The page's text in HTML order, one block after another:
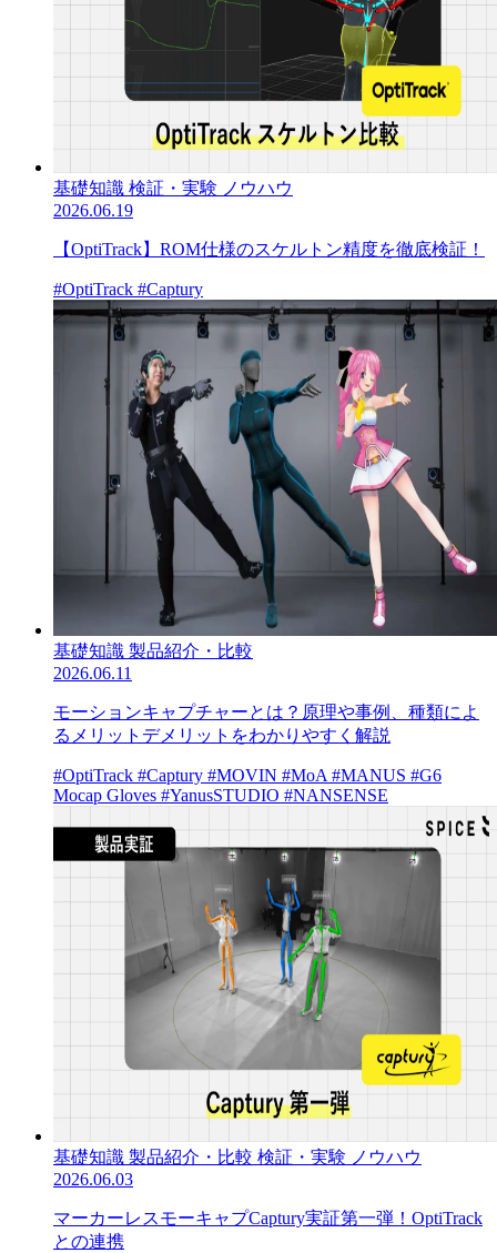
基礎知識 検証・実験 ノウハウ
2026.06.19
【OptiTrack】ROM仕様のスケルトン精度を徹底検証！
#OptiTrack #Captury
基礎知識 製品紹介・比較
2026.06.11
モーションキャプチャーとは？原理や事例、種類によ
るメリットデメリットをわかりやすく解説
#OptiTrack #Captury #MOVIN #MoA #MANUS #G6
Mocap Gloves #YanusSTUDIO #NANSENSE
基礎知識 製品紹介・比較 検証・実験 ノウハウ
2026.06.03
マーカーレスモーキャプCaptury実証第一弾！OptiTrack
との連携